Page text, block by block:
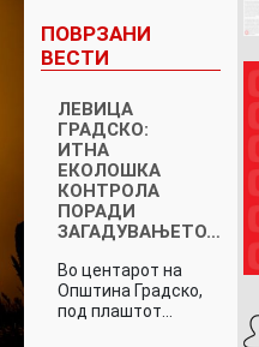
ПОВРЗАНИ
ВЕСТИ
ЛЕВИЦА
ГРАДСКО:
ИТНА
ЕКОЛОШКА
КОНТРОЛА
ПОРАДИ
ЗАГАДУВАЊЕТО…
Во центарот на
Општина Градско,
под плаштот…